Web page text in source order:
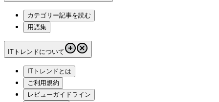
カテゴリー記事を読む
用語集
ITトレンドについて
ITトレンドとは
ご利用規約
レビューガイドライン